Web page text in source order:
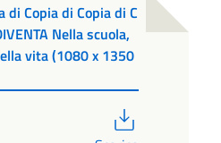
di Copia di Copia di C
Nella scuola,
vita (1080 x 1350